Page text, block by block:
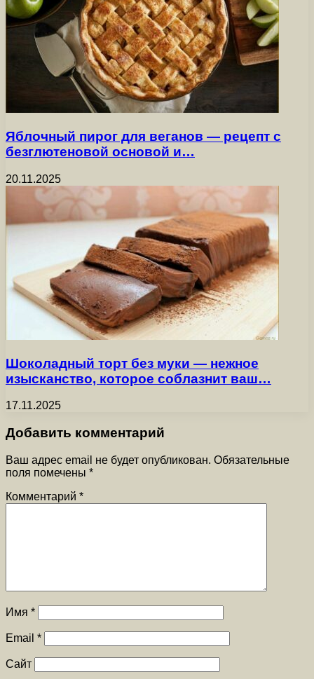
Яблочный пирог для веганов — рецепт с
безглютеновой основой и…
20.11.2025
Шоколадный торт без муки — нежное
изысканство, которое соблазнит ваш…
17.11.2025
Добавить комментарий
Ваш адрес email не будет опубликован. Обязательные
поля помечены *
Комментарий *
Имя *
Email *
Сайт